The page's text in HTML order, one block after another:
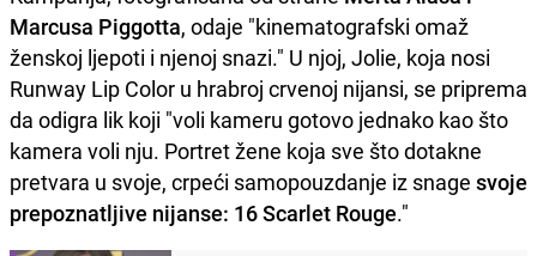
Marcusa Piggotta, odaje "kinematografski omaž
ženskoj ljepoti i njenoj snazi." U njoj, Jolie, koja nosi
Runway Lip Color u hrabroj crvenoj nijansi, se priprema
da odigra lik koji "voli kameru gotovo jednako kao što
kamera voli nju. Portret žene koja sve što dotakne
pretvara u svoje, crpeći samopouzdanje iz snage svoje
prepoznatljive nijanse: 16 Scarlet Rouge."